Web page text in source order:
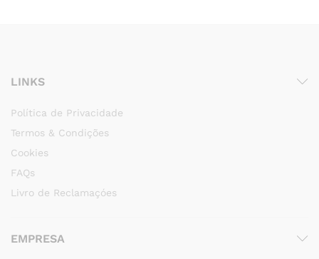
LINKS
Política de Privacidade
Termos & Condições
Cookies
FAQs
Livro de Reclamaçóes
EMPRESA